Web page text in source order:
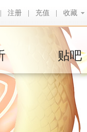
注册 充值 收藏
收藏
贴吧